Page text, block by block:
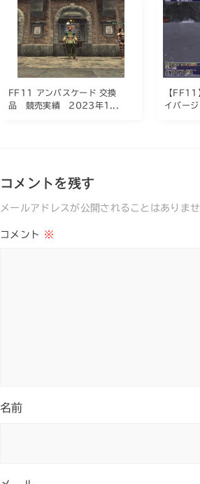
FF11 アンバスケード 交換
品 競売実績 2023年1...
【FF11
イバー
コメントを残す
メールアドレスが公開されることはありませ
コメント ※
名前